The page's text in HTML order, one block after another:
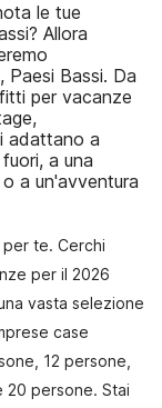
le tue
Allora
Paesi Bassi. Da
per vacanze
adattano a
a una
a un'avventura
te. Cerchi
per il 2026
vasta selezione
case
12 persone,
20 persone. Stai